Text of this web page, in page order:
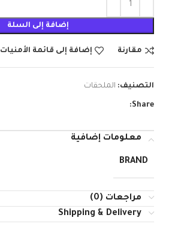
إضافة إلى السلة
مقارنة إضافة إلى قائمة الأمنيات
التصنيف: الملحقات
Share:
معلومات إضافية
BRAND
مراجعات (0)
Shipping & Delivery